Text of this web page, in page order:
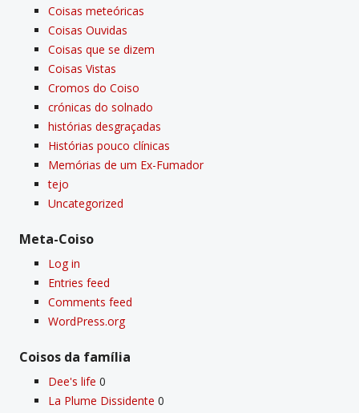
Coisas meteóricas
Coisas Ouvidas
Coisas que se dizem
Coisas Vistas
Cromos do Coiso
crónicas do solnado
histórias desgraçadas
Histórias pouco clí­nicas
Memórias de um Ex-Fumador
tejo
Uncategorized
Meta-Coiso
Log in
Entries feed
Comments feed
WordPress.org
Coisos da famí­lia
Dee's life 0
La Plume Dissidente 0